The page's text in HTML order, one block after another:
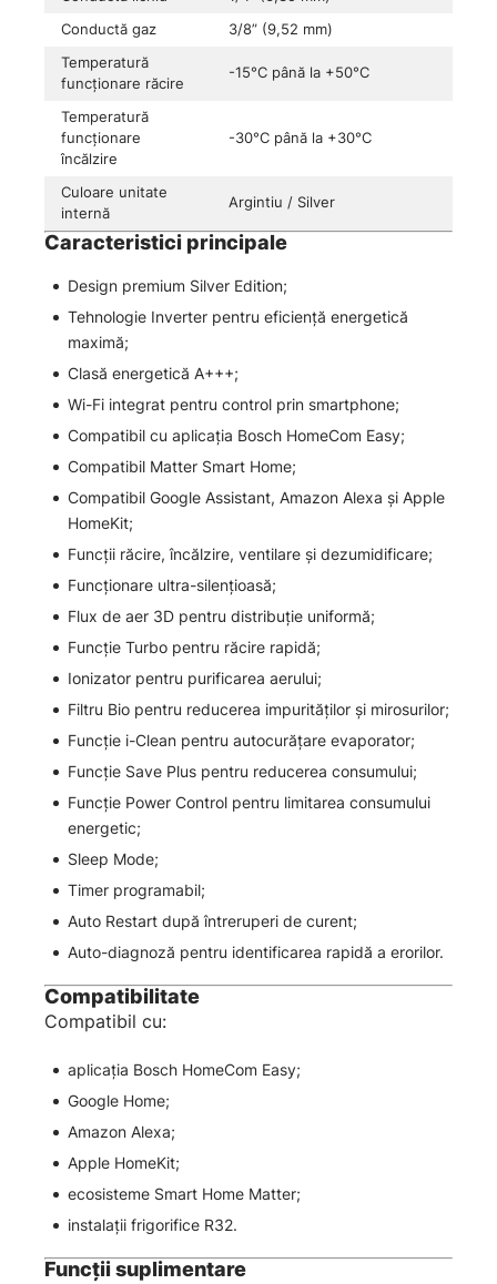
Conductă gaz
3/8” (9,52 mm)
Temperatură
funcționare răcire
-15°C până la +50°C
Temperatură
funcționare
încălzire
-30°C până la +30°C
Culoare unitate
internă
Argintiu / Silver
Caracteristici principale
Design premium Silver Edition;
Tehnologie Inverter pentru eficiență energetică
maximă;
Clasă energetică A+++;
Wi-Fi integrat pentru control prin smartphone;
Compatibil cu aplicația Bosch HomeCom Easy;
Compatibil Matter Smart Home;
Compatibil Google Assistant, Amazon Alexa și Apple
HomeKit;
Funcții răcire, încălzire, ventilare și dezumidificare;
Funcționare ultra-silențioasă;
Flux de aer 3D pentru distribuție uniformă;
Funcție Turbo pentru răcire rapidă;
Ionizator pentru purificarea aerului;
Filtru Bio pentru reducerea impurităților și mirosurilor;
Funcție i-Clean pentru autocurățare evaporator;
Funcție Save Plus pentru reducerea consumului;
Funcție Power Control pentru limitarea consumului
energetic;
Sleep Mode;
Timer programabil;
Auto Restart după întreruperi de curent;
Auto-diagnoză pentru identificarea rapidă a erorilor.
Compatibilitate
Compatibil cu:
aplicația Bosch HomeCom Easy;
Google Home;
Amazon Alexa;
Apple HomeKit;
ecosisteme Smart Home Matter;
instalații frigorifice R32.
Funcții suplimentare